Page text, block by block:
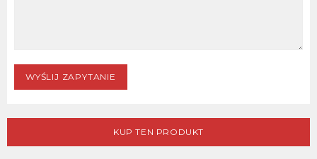
KUP TEN PRODUKT